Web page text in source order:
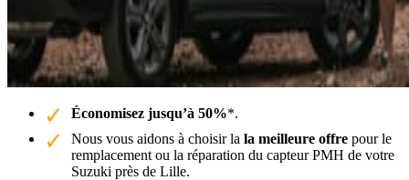
Économisez jusqu’à 50%*.
Nous vous aidons à choisir la la meilleure offre pour le
remplacement ou la réparation du capteur PMH de votre
Suzuki près de Lille.